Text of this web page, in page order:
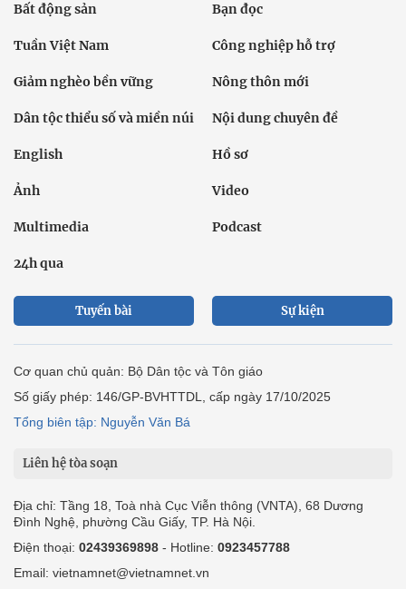
Bất động sản Bạn đọc
Tuần Việt Nam Công nghiệp hỗ trợ
Giảm nghèo bền vững Nông thôn mới
Dân tộc thiểu số và miền núi Nội dung chuyên đề
English Hồ sơ
Ảnh Video
Multimedia Podcast
24h qua
Tuyến bài Sự kiện
Cơ quan chủ quản: Bộ Dân tộc và Tôn giáo
Số giấy phép: 146/GP-BVHTTDL, cấp ngày 17/10/2025
Tổng biên tập: Nguyễn Văn Bá
Liên hệ tòa soạn
Địa chỉ: Tầng 18, Toà nhà Cục Viễn thông (VNTA), 68 Dương
Đình Nghệ, phường Cầu Giấy, TP. Hà Nội.
Điện thoại: 02439369898 - Hotline: 0923457788
Email: vietnamnet@vietnamnet.vn